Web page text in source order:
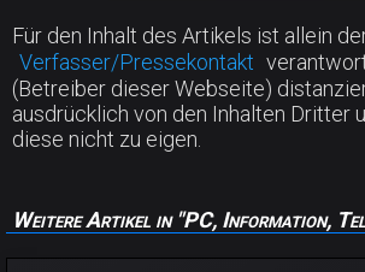
Für den Inhalt des Artikels ist allein
Verfasser/Pressekontakt
(Betreiber dieser Webseite)
ausdrücklich von den Inhalten Dritter
diese nicht zu eigen.
Weitere Artikel in "PC, Information,